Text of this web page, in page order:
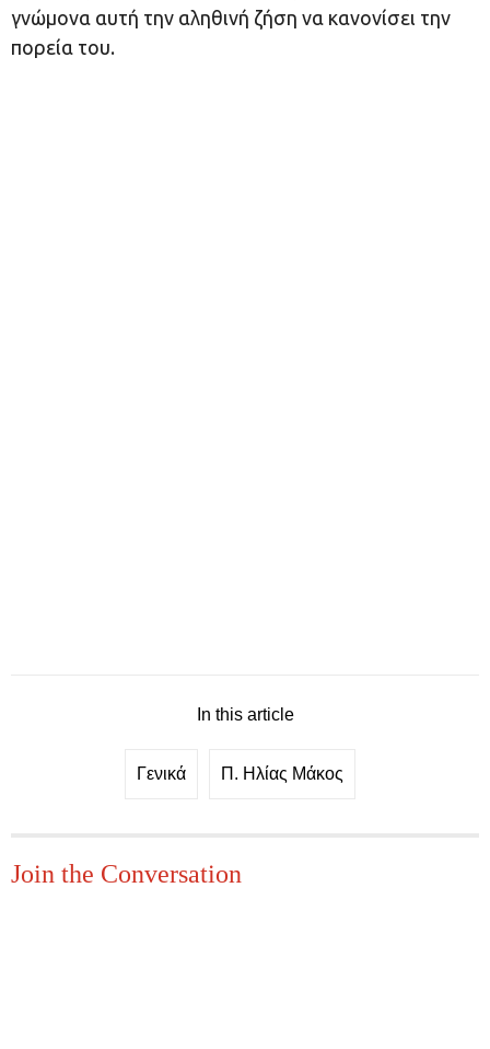
γνώμονα αυτή την αληθινή ζήση να κανονίσει την
πορεία του.
In this article
Γενικά Π. Ηλίας Μάκος
Join the Conversation